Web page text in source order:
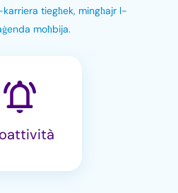
tiegħek, mingħajr l-
moħbija.